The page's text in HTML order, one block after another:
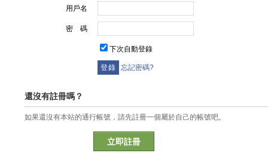
用戶名
密 碼
下次自動登錄
忘記密碼?
還沒有註冊嗎？
如果還沒有本站的通行帳號，請先註冊一個屬於自己的帳號吧。
立即註冊